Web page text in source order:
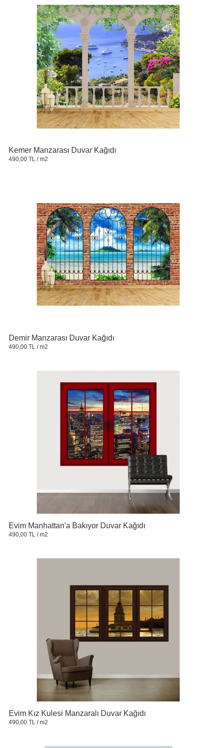
Kemer Manzarası Duvar Kağıdı
490,00 TL / m2
Demir Manzarası Duvar Kağıdı
490,00 TL / m2
Evim Manhattan'a Bakıyor Duvar Kağıdı
490,00 TL / m2
Evim Kız Kulesi Manzaralı Duvar Kağıdı
490,00 TL / m2